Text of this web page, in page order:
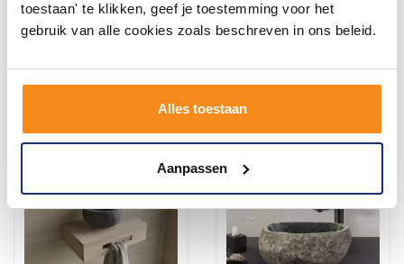
toestaan' te klikken, geef je toestemming voor het
gebruik van alle cookies zoals beschreven in ons beleid.
Alles toestaan
Aanpassen
520,24
429,95
Meer info
364,95
Meer info